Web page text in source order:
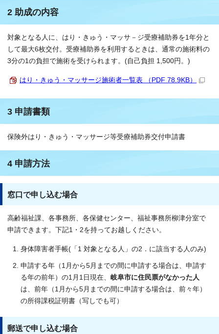
2 助成の内容
対象となる人に、はり・きゅう・マッサ－ジ受療補助券を1年分と
して最大6枚交付。受療補助券を利用するときは、通常の施術料の
3分の1の負担で施術を受けられます。(自己負担 1,500円。)
はり・きゅう・マッサージ施術者一覧表 （PDF 78.9KB）
3 申請書類
保険外はり・きゅう・マッサージ等受療補助券交付申請書
4 申請方法
窓口で申し込む場合
高齢福祉課、各事務所、各保健センター、福祉事務所柳津分室で
申請できます。下記1・2を持ってお越しください。
身体障害者手帳(「1 対象となる人」の2．に該当する人のみ)
申請する年（1月から5月までの間に申請する場合は、申請す
る年の前年）の1月1日現在、 岐阜市に住民票がなかった人
は、前年（1月から5月までの間に申請する場合は、前々年）
の所得課税証明書（写しでも可）
郵送で申し込む場合